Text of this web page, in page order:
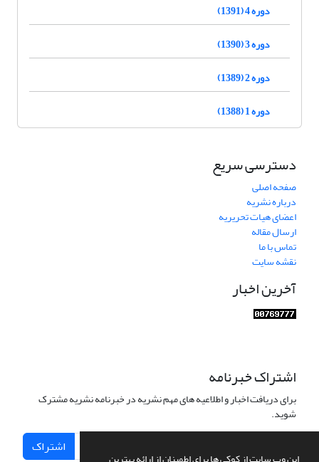
دوره 4 (1391)
دوره 3 (1390)
دوره 2 (1389)
دوره 1 (1388)
دسترسی سریع
صفحه اصلی
درباره نشریه
اعضای هیات تحریریه
ارسال مقاله
تماس با ما
نقشه سایت
آخرین اخبار
اشتراک خبرنامه
برای دریافت اخبار و اطلاعیه های مهم نشریه در خبرنامه نشریه مشترک
شوید.
اشتراک